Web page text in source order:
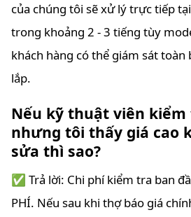
của chúng tôi sẽ xử lý trực tiếp
trong khoảng 2 - 3 tiếng tùy
khách hàng có thể giám sát
lắp.
Nếu kỹ thuật viên kiểm
nhưng tôi thấy giá cao
sửa thì sao?
✅ Trả lời: Chi phí kiểm tra ban
PHÍ. Nếu sau khi thợ báo giá